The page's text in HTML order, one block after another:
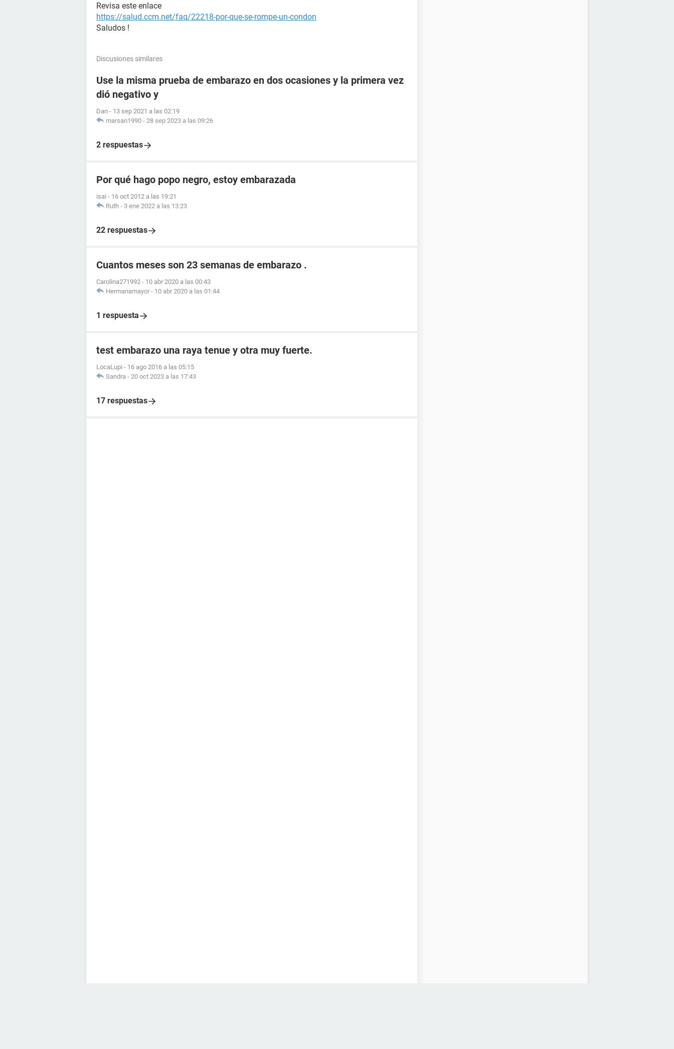
Revisa este enlace
https://salud.ccm.net/faq/22218-por-que-se-rompe-un-condon
Saludos !
Discusiones similares
Use la misma prueba de embarazo en dos ocasiones y la primera vez
dió negativo y
Dan - 13 sep 2021 a las 02:19
marsan1990 - 28 sep 2023 a las 09:26
2 respuestas
Por qué hago popo negro, estoy embarazada
isai - 16 oct 2012 a las 19:21
Ruth - 3 ene 2022 a las 13:23
22 respuestas
Cuantos meses son 23 semanas de embarazo .
Carolina271992 - 10 abr 2020 a las 00:43
Hermanamayor - 10 abr 2020 a las 01:44
1 respuesta
test embarazo una raya tenue y otra muy fuerte.
LocaLupi - 16 ago 2016 a las 05:15
Sandra - 20 oct 2023 a las 17:43
17 respuestas